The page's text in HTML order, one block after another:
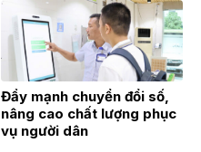
chuyên ngành Thận học
Đẩy mạnh chuyển đổi số,
nâng cao chất lượng phục
vụ người dân